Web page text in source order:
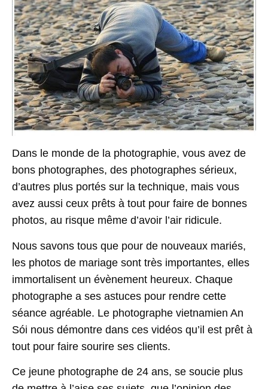
Dans le monde de la photographie, vous avez de
bons photographes, des photographes sérieux,
d’autres plus portés sur la technique, mais vous
avez aussi ceux prêts à tout pour faire de bonnes
photos, au risque même d’avoir l’air ridicule.
Nous savons tous que pour de nouveaux mariés,
les photos de mariage sont très importantes, elles
immortalisent un évènement heureux. Chaque
photographe a ses astuces pour rendre cette
séance agréable. Le photographe vietnamien An
Sói nous démontre dans ces vidéos qu’il est prêt à
tout pour faire sourire ses clients.
Ce jeune photographe de 24 ans, se soucie plus